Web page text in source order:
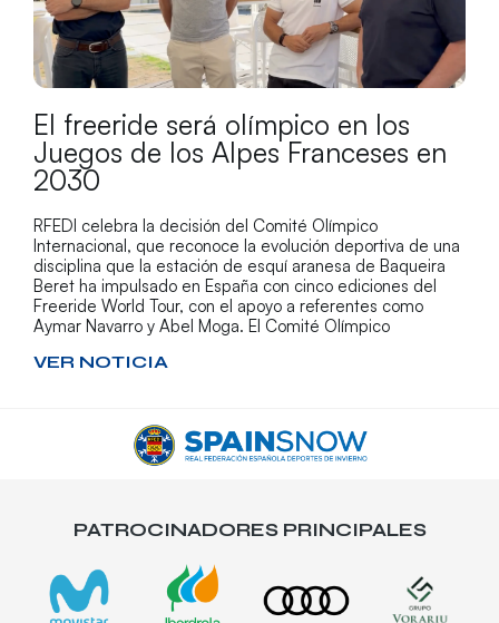
El freeride será olímpico en los
Juegos de los Alpes Franceses en
2030
RFEDI celebra la decisión del Comité Olímpico
Internacional, que reconoce la evolución deportiva de una
disciplina que la estación de esquí aranesa de Baqueira
Beret ha impulsado en España con cinco ediciones del
Freeride World Tour, con el apoyo a referentes como
Aymar Navarro y Abel Moga. El Comité Olímpico
VER NOTICIA
PATROCINADORES PRINCIPALES